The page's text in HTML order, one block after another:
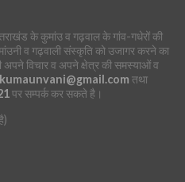
के कुमांउ व गढ़वाल के गांव-गधेरों की
व गढ़वाली संस्कृति को उजागर करने का
विचार व अपने क्षेत्र की समस्याओं व
kumaunvani@gmail.com तथा
पर सम्पर्क कर सकते है।